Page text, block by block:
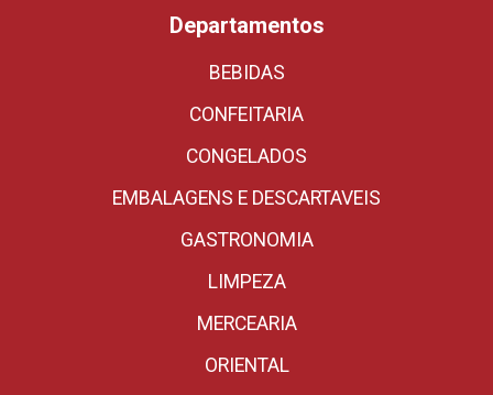
Departamentos
BEBIDAS
CONFEITARIA
CONGELADOS
EMBALAGENS E DESCARTAVEIS
GASTRONOMIA
LIMPEZA
MERCEARIA
ORIENTAL